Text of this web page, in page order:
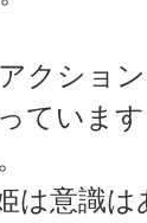
クショ
ていま
は意識